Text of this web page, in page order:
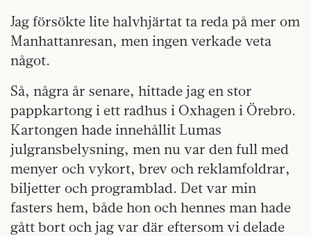
Jag försökte lite halvhjärtat ta reda på mer om
Manhattanresan, men ingen verkade veta
något.
Så, några år senare, hittade jag en stor
pappkartong i ett radhus i Oxhagen i Örebro.
Kartongen hade innehållit Lumas
julgransbelysning, men nu var den full med
menyer och vykort, brev och reklamfoldrar,
biljetter och programblad. Det var min
fasters hem, både hon och hennes man hade
gått bort och jag var där eftersom vi delade